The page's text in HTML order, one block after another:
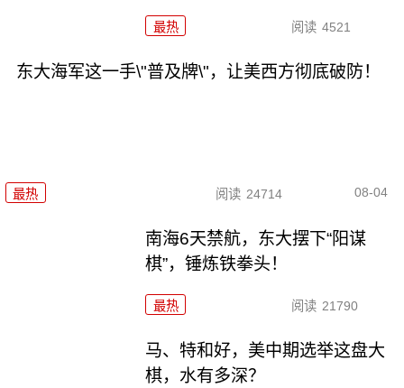
最热 阅读 4521
东大海军这一手\"普及牌\"，让美西方彻底破防！
最热 阅读 24714 08-04
南海6天禁航，东大摆下“阳谋
棋”，锤炼铁拳头！
最热 阅读 21790
马、特和好，美中期选举这盘大
棋，水有多深？